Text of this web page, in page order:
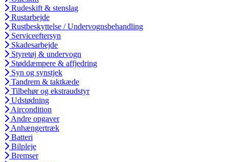
Rudeskift & stenslag
Rustarbejde
Rustbeskyttelse / Undervognsbehandling
Serviceeftersyn
Skadesarbejde
Styretøj & undervogn
Støddæmpere & affjedring
Syn og synstjek
Tandrem & taktkæde
Tilbehør og ekstraudstyr
Udstødning
Aircondition
Andre opgaver
Anhængertræk
Batteri
Bilpleje
Bremser